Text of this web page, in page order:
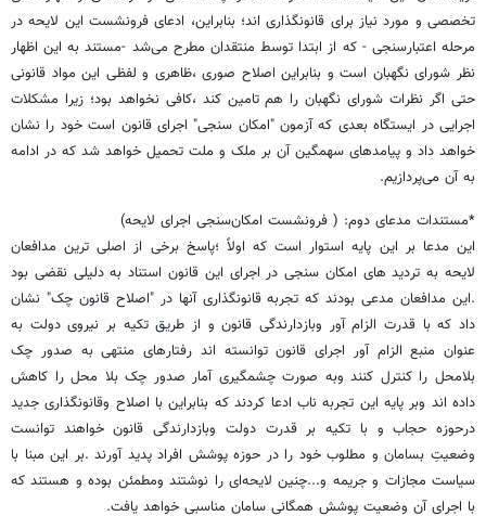
تخصصی و مورد نیاز برای قانونگذاری اند؛ بنابراین، ادعای فرونشست این لایحه در
مرحله اعتبارسنجی - که از ابتدا توسط منتقدان مطرح می‌شد -مستند به این اظهار
نظر شورای نگهبان است و بنابراین اصلاح صوری ،ظاهری و لفظی این مواد قانونی
حتی اگر نظرات شورای نگهبان را هم تامین کند ،کافی نخواهد بود؛ زیرا مشکلات
اجرایی در ایستگاه بعدی که آزمون "امکان سنجی" اجرای قانون است خود را نشان
خواهد داد و پیامدهای سهمگین آن بر ملک و ملت تحمیل خواهد شد که در ادامه
به آن می‌پردازیم.
*مستندات مدعای دوم: ( فرونشست امکان‌سنجی اجرای لایحه)
این مدعا بر این پایه استوار است که اولاً ؛پاسخ برخی از اصلی ترین مدافعان
لایحه به تردید های امکان سنجی در اجرای این قانون استناد به دلیلی نقضی بود
.این مدافعان مدعی بودند که تجربه قانونگذاری آنها در "اصلاح قانون چک" نشان
داد که با قدرت الزام آور وبازدارندگی قانون و از طریق تکیه بر نیروی دولت به
عنوان منبع الزام آور اجرای قانون توانسته اند رفتارهای منتهی به صدور چک‌
بلامحل را کنترل کنند وبه صورت چشمگیری آمار صدور چک بلا محل را کاهش
داده اند وبر پایه این تجربه ناب ادعا کردند که بنابراین با اصلاح وقانونگذاری جدید
درحوزه حجاب و با تکیه بر قدرت دولت وبازدارندگی قانون خواهند توانست
وضعیتِ بسامان و مطلوب خود را در حوزه پوشش افراد پدید آورند .بر این مبنا با
سیاست مجازات و جریمه و...چنین لایحه‌ای را نوشتند ومطمئن بوده و هستند که
با اجرای آن وضعیت پوشش همگانی سامان مناسبی خواهد یافت.